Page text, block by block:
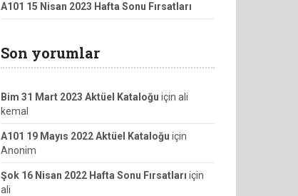
A101 15 Nisan 2023 Hafta Sonu Fırsatları
Son yorumlar
Bim 31 Mart 2023 Aktüel Kataloğu için ali
kemal
A101 19 Mayıs 2022 Aktüel Kataloğu için
Anonim
Şok 16 Nisan 2022 Hafta Sonu Fırsatları için
ali